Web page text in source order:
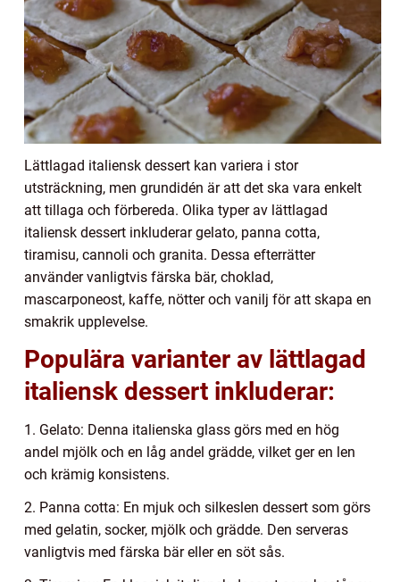
Lättlagad italiensk dessert kan variera i stor
utsträckning, men grundidén är att det ska vara enkelt
att tillaga och förbereda. Olika typer av lättlagad
italiensk dessert inkluderar gelato, panna cotta,
tiramisu, cannoli och granita. Dessa efterrätter
använder vanligtvis färska bär, choklad,
mascarponeost, kaffe, nötter och vanilj för att skapa en
smakrik upplevelse.
Populära varianter av lättlagad
italiensk dessert inkluderar:
1. Gelato: Denna italienska glass görs med en hög
andel mjölk och en låg andel grädde, vilket ger en len
och krämig konsistens.
2. Panna cotta: En mjuk och silkeslen dessert som görs
med gelatin, socker, mjölk och grädde. Den serveras
vanligtvis med färska bär eller en söt sås.